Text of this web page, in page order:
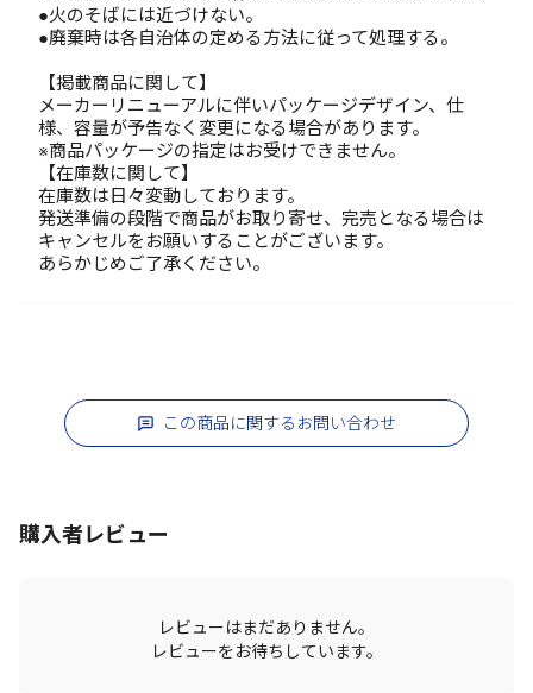
●火のそばには近づけない。
●廃棄時は各自治体の定める方法に従って処理する。
【掲載商品に関して】
メーカーリニューアルに伴いパッケージデザイン、仕
様、容量が予告なく変更になる場合があります。
※商品パッケージの指定はお受けできません。
【在庫数に関して】
在庫数は日々変動しております。
発送準備の段階で商品がお取り寄せ、完売となる場合は
キャンセルをお願いすることがございます。
あらかじめご了承ください。
この商品に関するお問い合わせ
購入者レビュー
レビューはまだありません。
レビューをお待ちしています。